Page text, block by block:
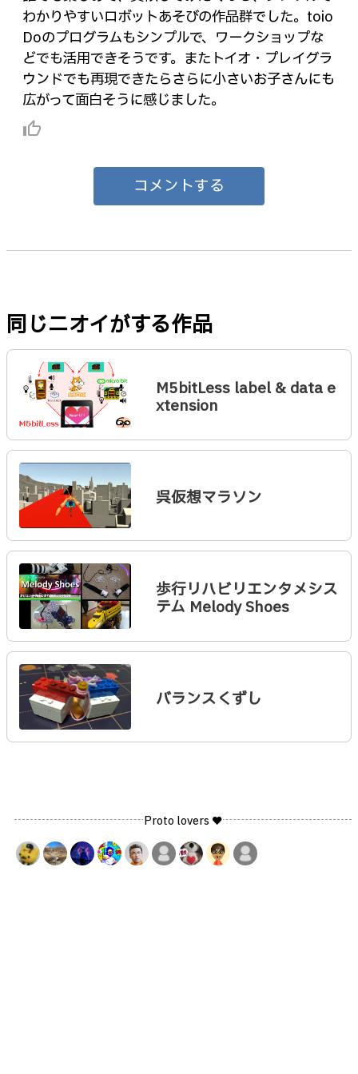
わかりやすいロボットあそびの作品群でした。toio
Doのプログラムもシンプルで、ワークショップな
どでも活用できそうです。またトイオ・プレイグラ
ウンドでも再現できたらさらに小さいお子さんにも
広がって面白そうに感じました。
thumb_up_alt
コメントする
同じニオイがする作品
M5bitLess label & data e
xtension
呉仮想マラソン
歩行リハビリエンタメシス
テム Melody Shoes
バランスくずし
Proto lovers ♥